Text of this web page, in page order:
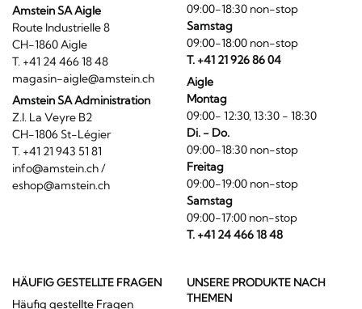
Amstein SA Aigle
Route Industrielle 8
CH-1860 Aigle
T. +41 24 466 18 48
magasin-aigle@amstein.ch
Amstein SA Administration
Z.I. La Veyre B2
CH-1806 St-Légier
T. +41 21 943 51 81
info@amstein.ch/
eshop@amstein.ch
09:00-18:30 non-stop
Samstag
09:00-18:00 non-stop
T. +41 21 926 86 04
Aigle
Montag
09:00- 12:30, 13:30 - 18:30
Di. - Do.
09:00-18:30 non-stop
Freitag
09:00-19:00 non-stop
Samstag
09:00-17:00 non-stop
T. +41 24 466 18 48
HÄUFIG GESTELLTE FRAGEN
Häufig gestellte Fragen
UNSERE PRODUKTE NACH
THEMEN